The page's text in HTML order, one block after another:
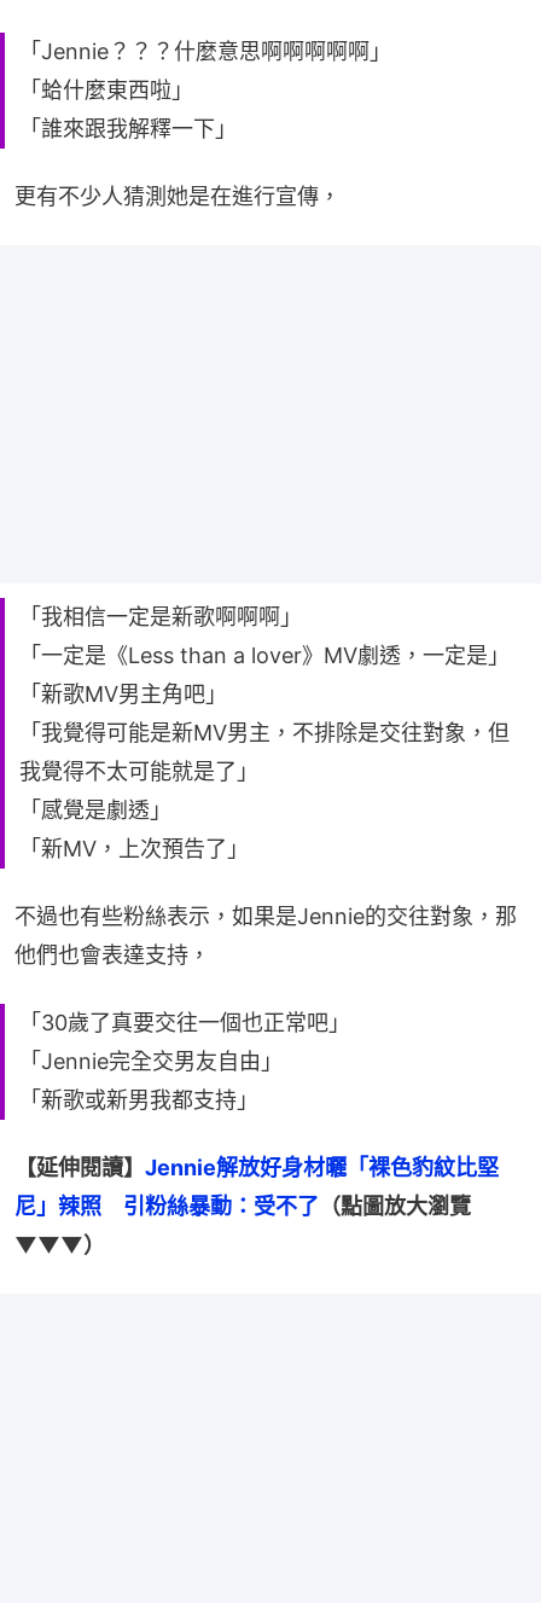
「Jennie？？？什麼意思啊啊啊啊啊」
「蛤什麼東西啦」
「誰來跟我解釋一下」
更有不少人猜測她是在進行宣傳，
「我相信一定是新歌啊啊啊」
「一定是《Less than a lover》MV劇透，一定是」
「新歌MV男主角吧」
「我覺得可能是新MV男主，不排除是交往對象，但
我覺得不太可能就是了」
「感覺是劇透」
「新MV，上次預告了」
不過也有些粉絲表示，如果是Jennie的交往對象，那
他們也會表達支持，
「30歲了真要交往一個也正常吧」
「Jennie完全交男友自由」
「新歌或新男我都支持」
【延伸閱讀】 Jennie解放好身材曬「裸色豹紋比堅
尼」辣照　引粉絲暴動：受不了 （點圖放大瀏覽
▼▼▼）